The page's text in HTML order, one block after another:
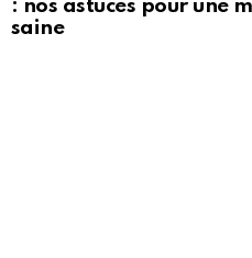
: nos astuces pour une
saine